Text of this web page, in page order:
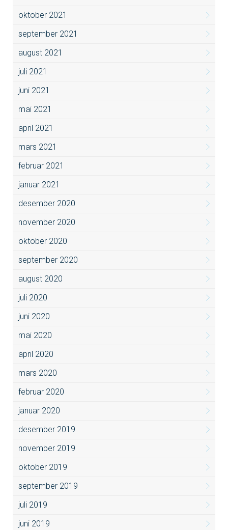
oktober 2021
september 2021
august 2021
juli 2021
juni 2021
mai 2021
april 2021
mars 2021
februar 2021
januar 2021
desember 2020
november 2020
oktober 2020
september 2020
august 2020
juli 2020
juni 2020
mai 2020
april 2020
mars 2020
februar 2020
januar 2020
desember 2019
november 2019
oktober 2019
september 2019
juli 2019
juni 2019